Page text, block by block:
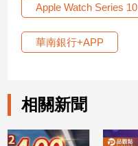
戲
動
Pet
Apple Watch Series 10
華南銀行+APP
相關新聞